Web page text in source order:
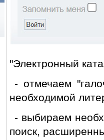
"Электронный
- отмечаем
необходимой
- выбираем
поиск,